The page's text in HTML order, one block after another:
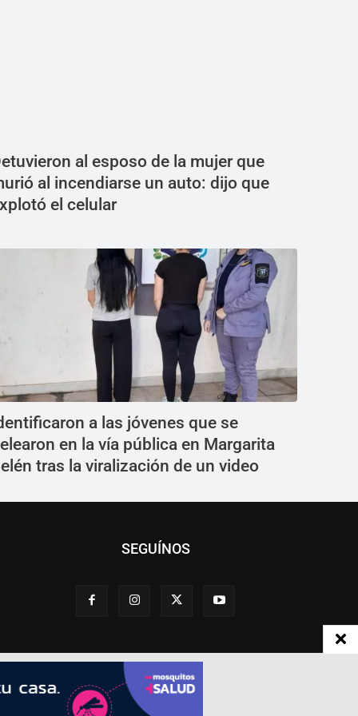
al esposo de la mujer que
al incendiarse un auto: dijo que
el celular
a las jóvenes que se
en la vía pública en Margarita
tras la viralización de un video
SEGUÍNOS